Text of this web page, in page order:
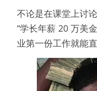
不论是在课堂上讨
“学长年薪 20 万美
业第一份工作就能